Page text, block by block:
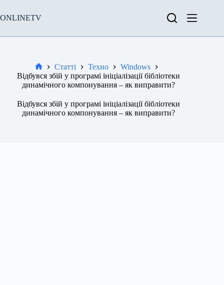
вмісту
ONLINETV
Новини
Статті Техно
Windows
Відбувся збій у програмі ініціалізації бібліотеки
динамічного компонування – як виправити?
Відбувся збій у програмі ініціалізації бібліотеки
динамічного компонування – як виправити?